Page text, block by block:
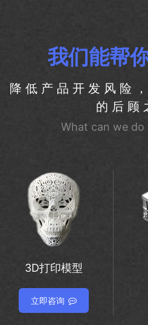
我们能帮
降低产品开发风险
的后顾
What can we do
3D打印模型
立即咨询